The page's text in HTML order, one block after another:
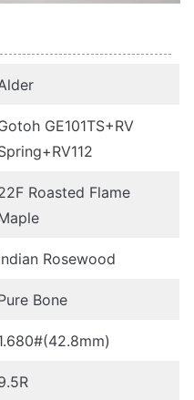
GE101TS+RV
Roasted Flame
Rosewood
Bone